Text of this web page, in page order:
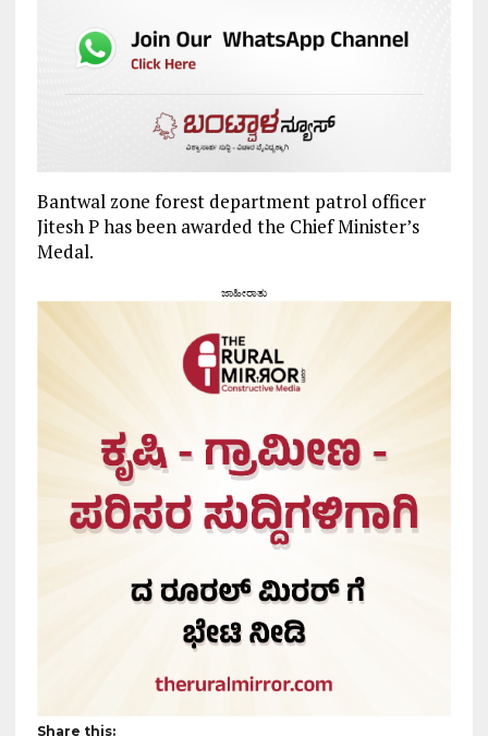
Bantwal zone forest department patrol officer
Jitesh P has been awarded the Chief Minister’s
Medal.
ಜಾಹೀರಾತು
Share this: